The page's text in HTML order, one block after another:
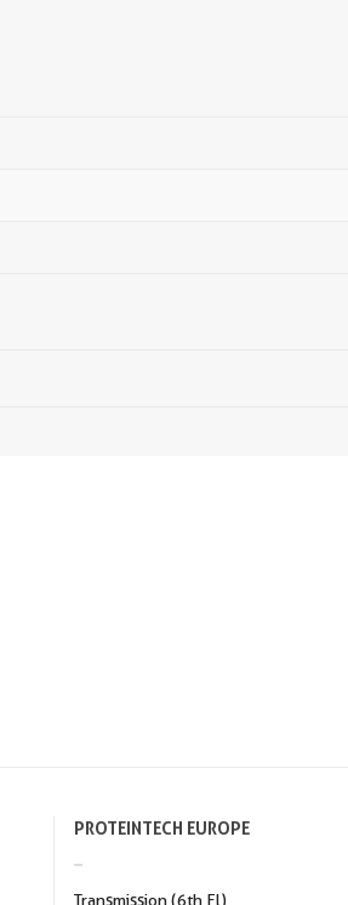
PROTEINTECH EUROPE
Transmission (6th Fl)